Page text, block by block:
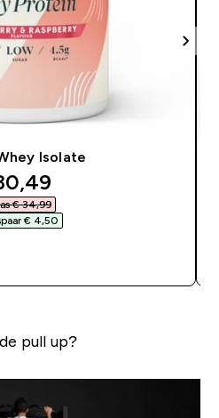
Isolate
price
€ 34,99‎
€ 4,50‎
pull up?